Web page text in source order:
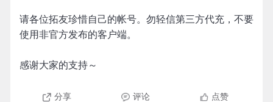
请各位拓友珍惜自己的帐号。勿轻信第三方代充，不要
使用非官方发布的客户端。
感谢大家的支持～
分享 评论 点赞